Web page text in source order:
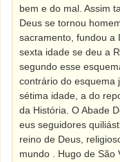
bem e do mal. Assim
Deus se tornou
sacramento, fundou a
sexta idade se deu a
segundo esse
contrário do esquema
sétima idade, a do
da História. O Abade
eus seguidores
reino de Deus,
mundo . Hugo de São